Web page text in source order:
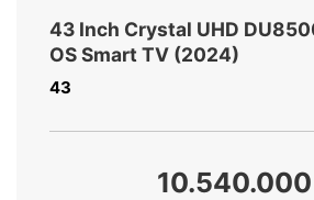
43 Inch Crystal UHD
OS Smart TV (2024)
43